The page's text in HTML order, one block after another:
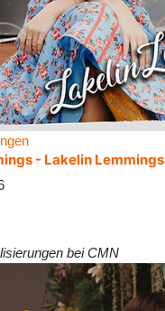
- Lakelin Lemmings
bei CMN